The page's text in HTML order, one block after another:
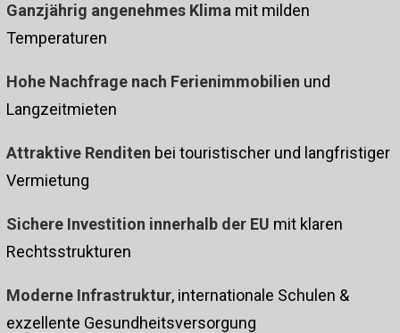
Ganzjährig angenehmes Klima mit milden
Temperaturen
Hohe Nachfrage nach Ferienimmobilien und
Langzeitmieten
Attraktive Renditen bei touristischer und langfristiger
Vermietung
Sichere Investition innerhalb der EU mit klaren
Rechtsstrukturen
Moderne Infrastruktur, internationale Schulen &
exzellente Gesundheitsversorgung